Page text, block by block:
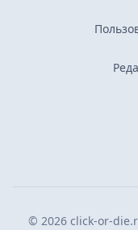
© 2026 click-or-